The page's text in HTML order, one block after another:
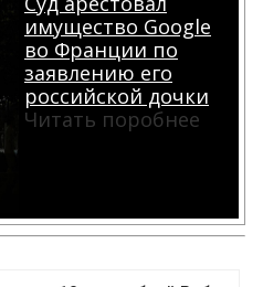
имущество Google
во Франции по
заявлению его
российской дочки
Читать поробнее